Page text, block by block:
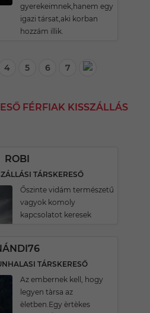
gyerekeimnek,hanem egy
igazi társat,aki korban
hozzám illik.
4 5 6 7
FÉRFIAK KISSZÁLLÁS
ROBI
TÁRSKERESŐ
Őszinte vidám természetű
vagyok komoly
kapcsolatot keresek
TÁRSKERESŐ
Az embernek kell, hogy
legyen tàrsa az
èletben.Egy èrtèkes